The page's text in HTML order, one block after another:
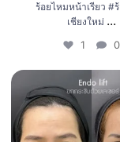
ร้อยไหมหน้าเรียว #
เชียงใหม่ ...
1 0
Endo lift ยกคิ้ว ลดถุงใ
กระเปาะแก้ม
0